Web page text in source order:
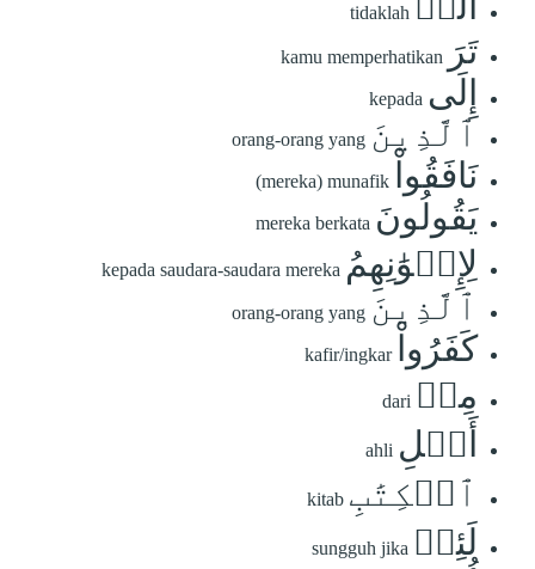
tidaklah
تَرَ kamu memperhatikan
إِلَى kepada
ٱلَّذِينَ orang-orang yang
نَافَقُواْ (mereka) munafik
يَقُولُونَ mereka berkata
لِإِخۡوَٰنِهِمُ kepada saudara-saudara mereka
ٱلَّذِينَ orang-orang yang
كَفَرُواْ kafir/ingkar
مِنۡ dari
أَهۡلِ ahli
ٱلۡكِتَٰبِ kitab
لَئِنۡ sungguh jika